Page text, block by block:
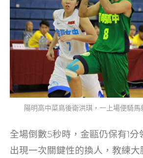
陽明高中菜鳥後衛洪琪，一上場便騎
全場倒數5秒時，金甌仍保有1分
出現一次關鍵性的換人，教練